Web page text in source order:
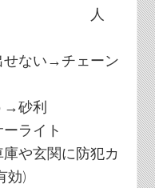
人
せない→チェーン
→砂利
ライト
や玄関に防犯カ
効)